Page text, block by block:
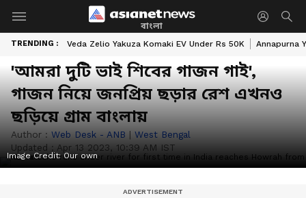
বাংলা
TRENDING : Veda Zelio Yakuza Komaki EV Under Rs 50K Annapurna
'আমরা দুটি ভাই শিবের গাজন গাই',
গাজন নিয়ে জনপ্রিয় ছড়ার রেশ এখনও
ছড়িয়ে গ্রাম বাংলায়
Author : Web Desk - ANB | West Bengal
Updated : Apr 13 2023, 10:39 AM IST
Image Credit:Our own